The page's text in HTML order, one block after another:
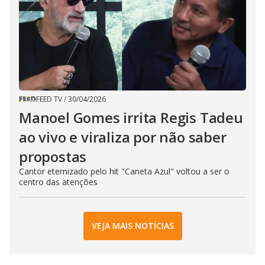
FEED TV/30/04/2026
Manoel Gomes irrita Regis Tadeu
ao vivo e viraliza por não saber
propostas
Cantor eternizado pelo hit "Caneta Azul" voltou a ser o
centro das atenções
VEJA MAIS NOTÍCIAS